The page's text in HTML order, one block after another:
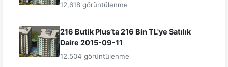
12,618 görüntülenme
216 Butik Plus’ta 216 Bin TL'ye Satılık
Daire 2015-09-11
12,504 görüntülenme